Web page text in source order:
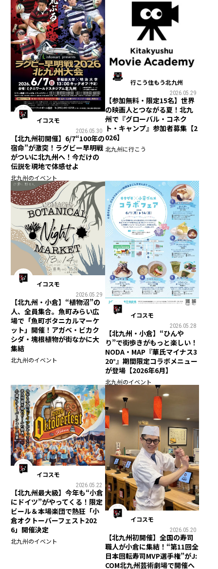
イコスモ
2026.05.30
【北九州初開催】6/7“100年の
宿命”が激突！ラグビー早明戦
がついに北九州へ！今だけの
伝説を現地で体感せよ
北九州のイベント
行こう住もう北九州
2026.05.29
【参加無料・限定15名】世界
の映画人とつながる夏！北九
州で『グローバル・コネク
ト・キャンプ』参加者募集【2
026】
北九州に行こう
イコスモ
2026.05.29
【北九州・小倉】“植物沼”の
人、全員集合。魚町みらい広
場で「魚町ボタニカルマーケ
ット」開催！アガベ・ビカク
シダ・塊根植物が街なかに大
集結
北九州のイベント
イコスモ
2026.05.28
【北九州・小倉】“ひんや
り”で街歩きがもっと楽しい！
NODA・MAP『華氏マイナス3
20°』期間限定コラボメニュー
が登場【2026年6月】
北九州のイベント
イコスモ
2026.05.22
【北九州最大級】今年も“小倉
にドイツ”がやってくる！限定
ビール＆本場楽団で熱狂「小
倉オクトーバーフェスト202
6」開催決定
北九州のイベント
イコスモ
2026.05.20
【北九州初開催】全国の寿司
職人が小倉に集結！“第11回全
日本回転寿司MVP選手権”がJ:
COM北九州芸術劇場で開催へ